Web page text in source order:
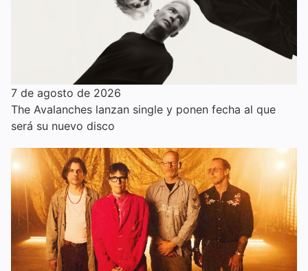
7 de agosto de 2026
The Avalanches lanzan single y ponen fecha al que
será su nuevo disco